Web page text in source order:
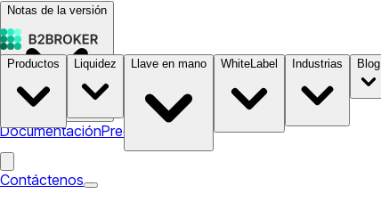
Notas de la versión
DocumentaciónPrecios
Productos Liquidez Llave en mano WhiteLabel Industrias Blog
Contáctenos